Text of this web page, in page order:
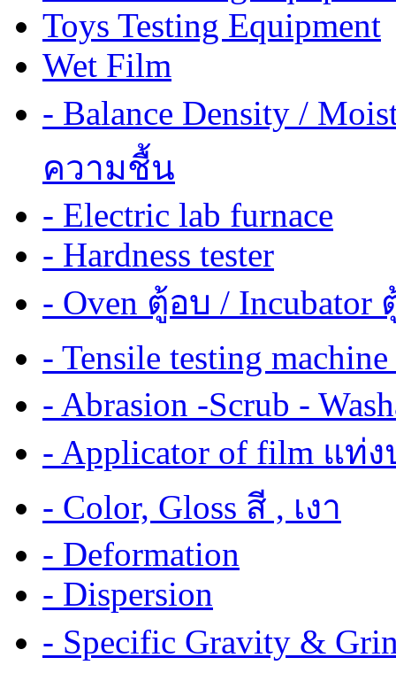
Toys Testing Equipment
Wet Film
- Balance Density /
ความชื้น
- Electric lab furnace
- Hardness tester
- Oven ตู้อบ / Incubator
- Tensile testing
- Abrasion -Scrub -
- Applicator of film แท่
- Color, Gloss สี , เงา
- Deformation
- Dispersion
- Specific Gravity &